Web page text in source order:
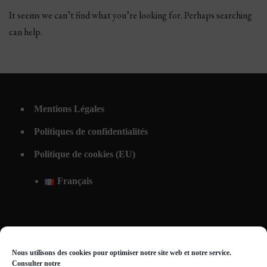
Nous utilisons des cookies pour optimiser notre site web et notre service.
Consulter notre
It seems we can’t find what you’re looking for. Perhaps searching
can help.
Mentions Légales
Politiques de confidentialités
Politique de cookies (EU)
Français